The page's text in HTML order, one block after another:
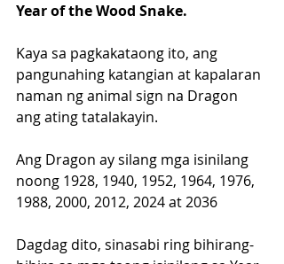
Year of the Wood Snake.
Kaya sa pagkakataong ito, ang
pangunahing katangian at kapalaran
naman ng animal sign na Dragon
ang ating tatalakayin.
Ang Dragon ay silang mga isinilang
noong 1928, 1940, 1952, 1964, 1976,
1988, 2000, 2012, 2024 at 2036
Dagdag dito, sinasabi ring bihirang-